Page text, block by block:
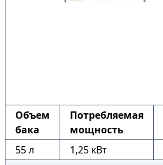
Объем
бака
Потребляемая
мощность
55 л 1,25 кВт